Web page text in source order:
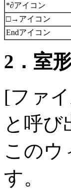
*∂アイコン
□→アイコン
Endアイコン
2．室
[ファ
と呼び
このウ
す。